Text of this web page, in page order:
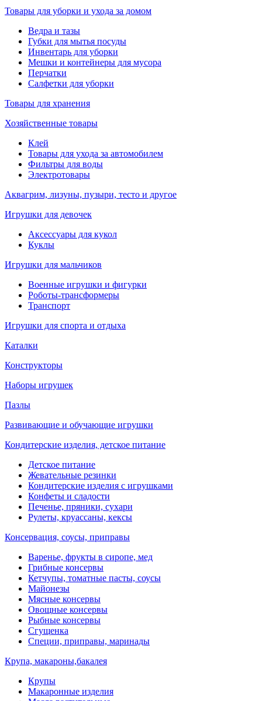
Товары для уборки и ухода за домом
Ведра и тазы
Губки для мытья посуды
Инвентарь для уборки
Мешки и контейнеры для мусора
Перчатки
Салфетки для уборки
Товары для хранения
Хозяйственные товары
Клей
Товары для ухода за автомобилем
Фильтры для воды
Электротовары
Аквагрим, лизуны, пузыри, тесто и другое
Игрушки для девочек
Аксессуары для кукол
Куклы
Игрушки для мальчиков
Военные игрушки и фигурки
Роботы-трансформеры
Транспорт
Игрушки для спорта и отдыха
Каталки
Конструкторы
Наборы игрушек
Пазлы
Развивающие и обучающие игрушки
Кондитерские изделия, детское питание
Детское питание
Жевательные резинки
Кондитерские изделия с игрушками
Конфеты и сладости
Печенье, пряники, сухари
Рулеты, круассаны, кексы
Консервация, соусы, приправы
Варенье, фрукты в сиропе, мед
Грибные консервы
Кетчупы, томатные пасты, соусы
Майонезы
Мясные консервы
Овощные консервы
Рыбные консервы
Сгущенка
Специи, приправы, маринады
Крупа, макароны,бакалея
Крупы
Макаронные изделия